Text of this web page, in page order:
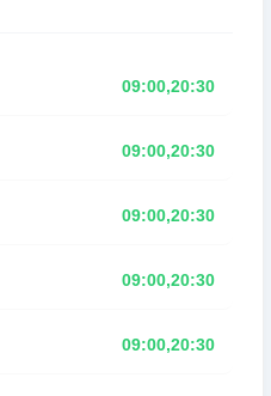
09:00,20:30
09:00,20:30
09:00,20:30
09:00,20:30
09:00,20:30